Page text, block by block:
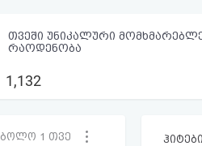
თვეში უნიკალური
რაოდენობა
1,132
ბოლო 1 თვე